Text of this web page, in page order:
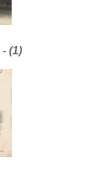
- (1)